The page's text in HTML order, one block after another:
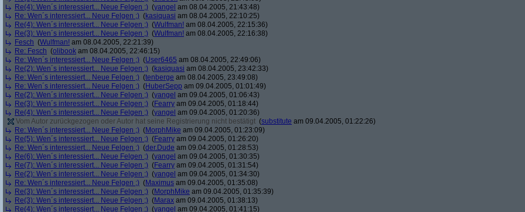
Re(4): Wen´s interessiert... Neue Felgen ;) (yangel am 08.04.2005, 21:43:48)
Re: Wen´s interessiert... Neue Felgen ;) (kasiquasi am 08.04.2005, 22:10:25)
Re(4): Wen´s interessiert... Neue Felgen ;) (Wulfman! am 08.04.2005, 22:15:36)
Re(3): Wen´s interessiert... Neue Felgen ;) (Wulfman! am 08.04.2005, 22:16:38)
Fesch (Wulfman! am 08.04.2005, 22:21:39)
Re: Fesch (olibook am 08.04.2005, 22:46:15)
Re: Wen´s interessiert... Neue Felgen ;) (User6465 am 08.04.2005, 22:49:06)
Re(2): Wen´s interessiert... Neue Felgen ;) (kasiquasi am 08.04.2005, 23:42:33)
Re: Wen´s interessiert... Neue Felgen ;) (tenberge am 08.04.2005, 23:49:08)
Re: Wen´s interessiert... Neue Felgen ;) (HuberSepp am 09.04.2005, 01:01:49)
Re(2): Wen´s interessiert... Neue Felgen ;) (yangel am 09.04.2005, 01:06:43)
Re(3): Wen´s interessiert... Neue Felgen ;) (Fearry am 09.04.2005, 01:18:44)
Re(4): Wen´s interessiert... Neue Felgen ;) (yangel am 09.04.2005, 01:20:36)
Vom Autor zurückgezogen oder Autor hat seine Registrierung nicht bestätigt (substitute am 09.04.2005, 01:22:26)
Re: Wen´s interessiert... Neue Felgen ;) (MorphMike am 09.04.2005, 01:23:09)
Re(5): Wen´s interessiert... Neue Felgen ;) (Fearry am 09.04.2005, 01:26:20)
Re: Wen´s interessiert... Neue Felgen ;) (der.Dude am 09.04.2005, 01:28:53)
Re(6): Wen´s interessiert... Neue Felgen ;) (yangel am 09.04.2005, 01:30:35)
Re(7): Wen´s interessiert... Neue Felgen ;) (Fearry am 09.04.2005, 01:31:54)
Re(2): Wen´s interessiert... Neue Felgen ;) (yangel am 09.04.2005, 01:34:30)
Re: Wen´s interessiert... Neue Felgen ;) (Maximus am 09.04.2005, 01:35:08)
Re(3): Wen´s interessiert... Neue Felgen ;) (MorphMike am 09.04.2005, 01:35:39)
Re(3): Wen´s interessiert... Neue Felgen ;) (Marax am 09.04.2005, 01:38:13)
Re(4): Wen´s interessiert... Neue Felgen ;) (yangel am 09.04.2005, 01:41:15)